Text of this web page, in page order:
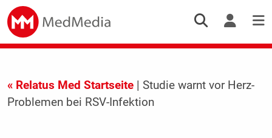
« Relatus Med Startseite| Studie warnt vor Herz-
Problemen bei RSV-Infektion